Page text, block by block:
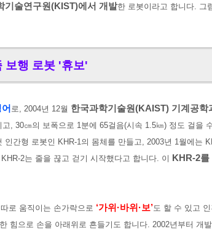
기술연구원(KIST)에서 개발한 로봇이라고 합니다. 그
보행 로봇 '휴보'
로, 2004년 12월 한국과학기술원(KAIST) 기계공학
, 30㎝의 보폭으로 1분에 65걸음(시속 1.5㎞) 정도 걸을
간형 로봇인 KHR-1의 몸체를 만들고, 2003년 1월에는
2는 줄을 끊고 걷기 시작했다고 합니다. 이 KHR-2를
로 움직이는 손가락으로 ‘가위·바위·보’도 할 수 있고 인
힘으로 손을 아래위로 흔들기도 합니다. 2002년부터 개